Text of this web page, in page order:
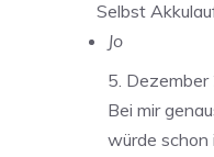
Selbst
Jo
5.
Bei mir
würde schon